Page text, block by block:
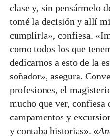
clase y, sin pensármelo
tomé la decisión y allí
cumplirla», confiesa.
como todos los que
dedicarnos a esto de la
soñador», asegura.
profesiones, el
mucho que ver, confiesa
campamentos y
y contaba historias». «